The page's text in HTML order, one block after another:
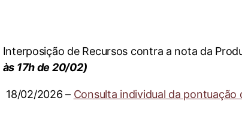
Interposição de Recursos contra a nota da
às 17h de 20/02)
18/02/2026 – Consulta individual da pontuação